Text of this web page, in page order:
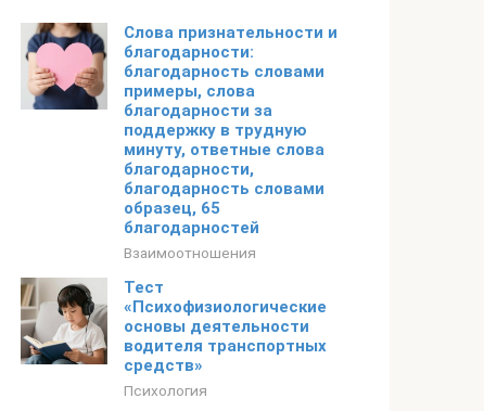
Слова признательности и
благодарности:
благодарность словами
примеры, слова
благодарности за
поддержку в трудную
минуту, ответные слова
благодарности,
благодарность словами
образец, 65
благодарностей
Взаимоотношения
Тест
«Психофизиологические
основы деятельности
водителя транспортных
средств»
Психология